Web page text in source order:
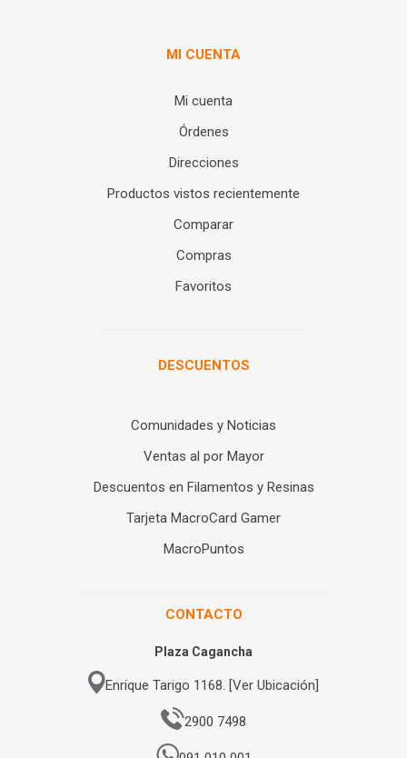
MI CUENTA
Mi cuenta
Órdenes
Direcciones
Productos vistos recientemente
Comparar
Compras
Favoritos
DESCUENTOS
Comunidades y Noticias
Ventas al por Mayor
Descuentos en Filamentos y Resinas
Tarjeta MacroCard Gamer
MacroPuntos
CONTACTO
Plaza Cagancha
Enrique Tarigo 1168. [Ver Ubicación]
2900 7498